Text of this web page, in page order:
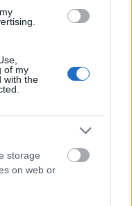
of my
with the
storage
on web or